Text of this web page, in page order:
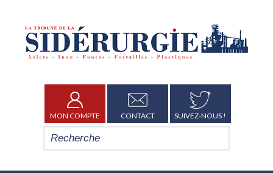
MON COMPTE CONTACT SUIVEZ-NOUS !